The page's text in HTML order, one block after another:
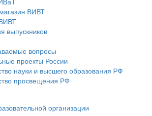
ВИВТ
выпускников
вопросы
проекты России
науки и высшего образования РФ
просвещения РФ
организации